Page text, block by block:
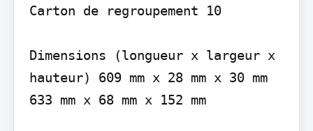
Carton de regroupement 10
Dimensions (longueur x largeur x
hauteur) 609 mm x 28 mm x 30 mm
633 mm x 68 mm x 152 mm